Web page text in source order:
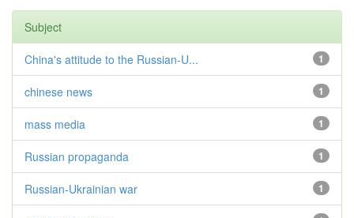
Subject
1
China's attitude to the Russian-U...
1
chinese news
1
mass media
1
Russian propaganda
1
Russian-Ukrainian war